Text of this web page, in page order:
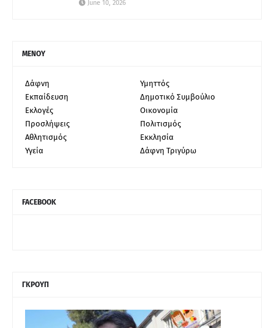
June 10, 2026
ΜΕΝΟΥ
Δάφνη
Υμηττός
Εκπαίδευση
Δημοτικό Συμβούλιο
Εκλογές
Οικονομία
Προσλήψεις
Πολιτισμός
Αθλητισμός
Εκκλησία
Υγεία
Δάφνη Τριγύρω
FACEBOOK
ΓΚΡΟΥΠ